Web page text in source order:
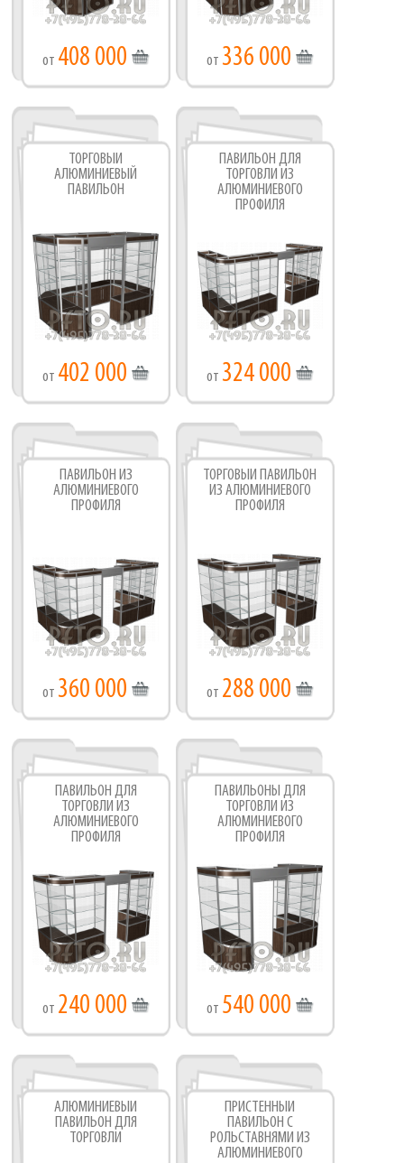
от 408 000 от 336 000
ТОРГОВЫЙ
АЛЮМИНИЕВЫЙ
ПАВИЛЬОН
от 402 000
ПАВИЛЬОН ДЛЯ
ТОРГОВЛИ ИЗ
АЛЮМИНИЕВОГО
ПРОФИЛЯ
от 324 000
ПАВИЛЬОН ИЗ
АЛЮМИНИЕВОГО
ПРОФИЛЯ
от 360 000
ТОРГОВЫЙ ПАВИЛЬОН
ИЗ АЛЮМИНИЕВОГО
ПРОФИЛЯ
от 288 000
ПАВИЛЬОН ДЛЯ
ТОРГОВЛИ ИЗ
АЛЮМИНИЕВОГО
ПРОФИЛЯ
от 240 000
ПАВИЛЬОНЫ ДЛЯ
ТОРГОВЛИ ИЗ
АЛЮМИНИЕВОГО
ПРОФИЛЯ
от 540 000
АЛЮМИНИЕВЫЙ
ПАВИЛЬОН ДЛЯ
ТОРГОВЛИ
ПРИСТЕННЫЙ
ПАВИЛЬОН С
РОЛЬСТАВНЯМИ ИЗ
АЛЮМИНИЕВОГО